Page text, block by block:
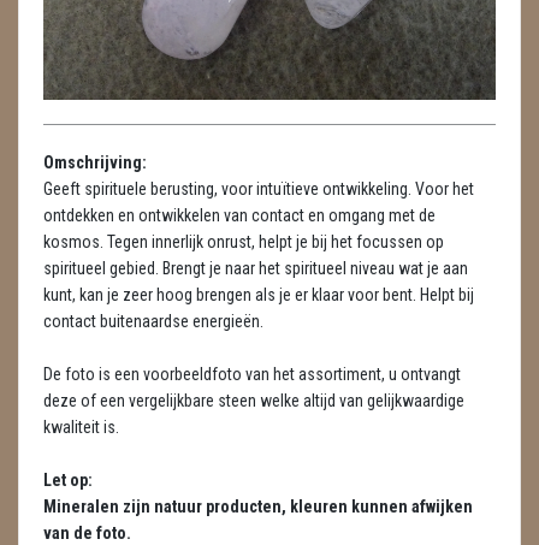
HUISREINIGING
KAARSEN
MASSAGE
METEORIETEN
READING EN PERSOONLIJK ADVIES
RUWE STENEN
SCHEDELS / SKULLS
SELENIET
SPECIALE STUKKEN
TELEFOON KOORDEN
Omschrijving:
Geeft spirituele berusting, voor intuïtieve ontwikkeling. Voor het
ontdekken en ontwikkelen van contact en omgang met de
kosmos. Tegen innerlijk onrust, helpt je bij het focussen op
spiritueel gebied. Brengt je naar het spiritueel niveau wat je aan
kunt, kan je zeer hoog brengen als je er klaar voor bent. Helpt bij
contact buitenaardse energieën.
De foto is een voorbeeldfoto van het assortiment, u ontvangt
deze of een vergelijkbare steen welke altijd van gelijkwaardige
kwaliteit is.
Let op:
Mineralen zijn natuur producten, kleuren kunnen afwijken
van de foto.